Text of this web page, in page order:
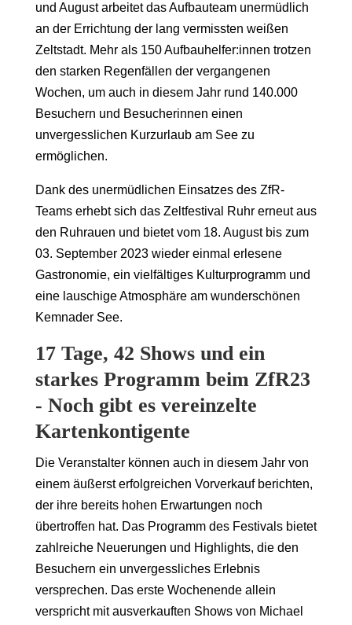
und August arbeitet das Aufbauteam unermüdlich
an der Errichtung der lang vermissten weißen
Zeltstadt. Mehr als 150 Aufbauhelfer:innen trotzen
den starken Regenfällen der vergangenen
Wochen, um auch in diesem Jahr rund 140.000
Besuchern und Besucherinnen einen
unvergesslichen Kurzurlaub am See zu
ermöglichen.
Dank des unermüdlichen Einsatzes des ZfR-
Teams erhebt sich das Zeltfestival Ruhr erneut aus
den Ruhrauen und bietet vom 18. August bis zum
03. September 2023 wieder einmal erlesene
Gastronomie, ein vielfältiges Kulturprogramm und
eine lauschige Atmosphäre am wunderschönen
Kemnader See.
17 Tage, 42 Shows und ein
starkes Programm beim ZfR23
- Noch gibt es vereinzelte
Kartenkontigente
Die Veranstalter können auch in diesem Jahr von
einem äußerst erfolgreichen Vorverkauf berichten,
der ihre bereits hohen Erwartungen noch
übertroffen hat. Das Programm des Festivals bietet
zahlreiche Neuerungen und Highlights, die den
Besuchern ein unvergessliches Erlebnis
versprechen. Das erste Wochenende allein
verspricht mit ausverkauften Shows von Michael